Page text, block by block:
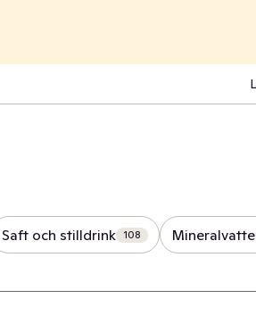
Saft och stilldrink 108